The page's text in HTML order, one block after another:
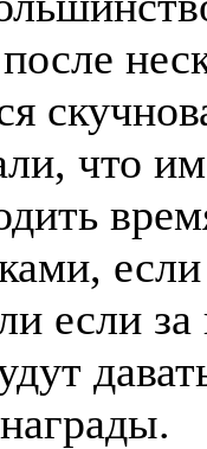
что
если